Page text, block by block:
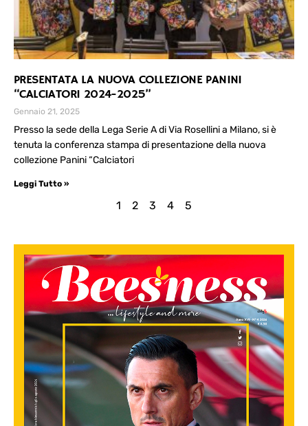
PRESENTATA LA NUOVA COLLEZIONE PANINI
“CALCIATORI 2024-2025”
Gennaio 21, 2025
Presso la sede della Lega Serie A di Via Rosellini a Milano, si è
tenuta la conferenza stampa di presentazione della nuova
collezione Panini “Calciatori
Leggi Tutto »
1 2 3 4 5